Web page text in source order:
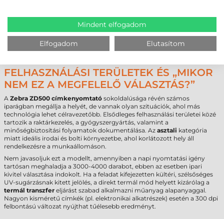
127 mm
Cséveméret
25 mm,40 mm,76 mm
USB Ethernet, WiFi, Bluetooth
Garancia
12 hónap (készülék) / 6 hónap (fej)
FELHASZNÁLÁSI TERÜLETEK ÉS „MIKOR
NEM EZ A MEGFELELŐ VÁLASZTÁS?”
A Zebra ZD500 címkenyomtató sokoldalúsága révén számos
iparágban megállja a helyét, de vannak olyan szituációk, ahol más
technológia lehet célravezetőbb. Elsődleges felhasználási területei közé
tartozik a raktárkezelés, a gyógyszergyártás, valamint a
minőségbiztosítási folyamatok dokumentálása. Az asztali kategória
miatt ideális irodai és bolti környezetbe, ahol korlátozott hely áll
rendelkezésre a munkaállomáson.
Nem javasoljuk ezt a modellt, amennyiben a napi nyomtatási igény
tartósan meghaladja a 3000-4000 darabot, ebben az esetben ipari
kivitel választása indokolt. Ha a feladat kifejezetten kültéri, szélsőséges
UV-sugárzásnak kitett jelölés, a direkt termál mód helyett kizárólag a
termál transzfer eljárást szabad alkalmazni műanyag alapanyaggal.
Nagyon kisméretű címkék (pl. elektronikai alkatrészek) esetén a 300 dpi
felbontású változat nyújthat tűélesebb eredményt.
Mindent elfogadom
Elfogadom Elutasítom